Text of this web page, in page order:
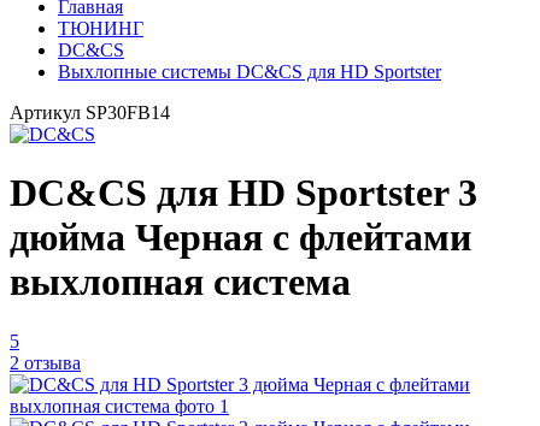
Главная
ТЮНИНГ
DC&CS
Выхлопные системы DC&CS для HD Sportster
Артикул SP30FB14
DC&CS для HD Sportster 3
дюйма Черная с флейтами
выхлопная система
5
2 отзыва